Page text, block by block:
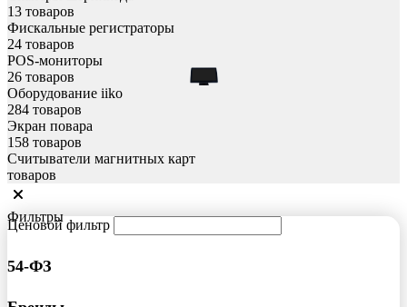
13 товаров
Фискальные регистраторы
24 товаров
POS-мониторы
26 товаров
Оборудование iiko
284 товаров
Экран повара
158 товаров
Считыватели магнитных карт
товаров
Фильтры
Ценовой фильтр
54-ФЗ